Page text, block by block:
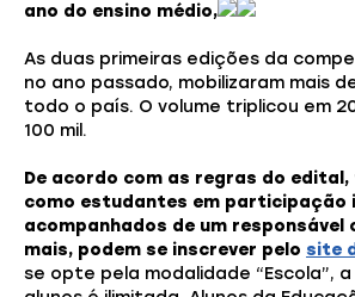
ano do ensino médio,
As duas primeiras edições da
no ano passado, mobilizaram mais
todo o país. O volume triplicou em
100 mil.
De acordo com as regras do
como estudantes em participação
acompanhados de um responsável
mais, podem se inscrever pelo site
se opte pela modalidade “Escola”,